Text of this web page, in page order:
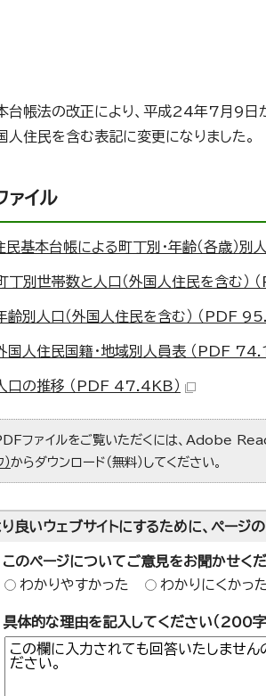
台帳法の改正により、平成24年7月9日
人住民を含む表記に変更になりました。
ァイル
民基本台帳による町丁別・年齢（各歳）
丁別世帯数と人口（外国人住民を含む）
齢別人口（外国人住民を含む） （PDF
国人住民国籍・地域別人員表 （PDF
口の推移 （PDF 47.4KB）
ファイルをご覧いただくには、Adobe
からダウンロード（無料）してください。
り良いウェブサイトにするために、ページ
このページについてご意見をお聞かせく
わかりやすかった
わかりにくかった
具体的な理由を記入してください（200字